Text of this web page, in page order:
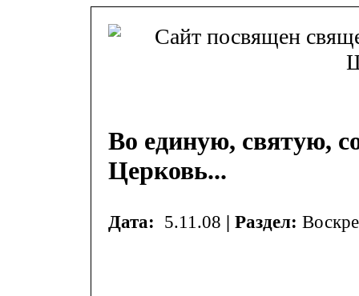
Во единую, святую,
Церковь...
Дата: 5.11.08 | Раздел: